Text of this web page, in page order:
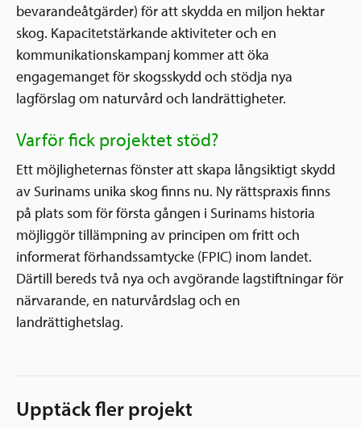
bevarandeåtgärder) för att skydda en miljon hektar
skog. Kapacitetstärkande aktiviteter och en
kommunikationskampanj kommer att öka
engagemanget för skogsskydd och stödja nya
lagförslag om naturvård och landrättigheter.
Varför fick projektet stöd?
Ett möjligheternas fönster att skapa långsiktigt skydd
av Surinams unika skog finns nu. Ny rättspraxis finns
på plats som för första gången i Surinams historia
möjliggör tillämpning av principen om fritt och
informerat förhandssamtycke (FPIC) inom landet.
Därtill bereds två nya och avgörande lagstiftningar för
närvarande, en naturvårdslag och en
landrättighetslag.
Upptäck fler projekt